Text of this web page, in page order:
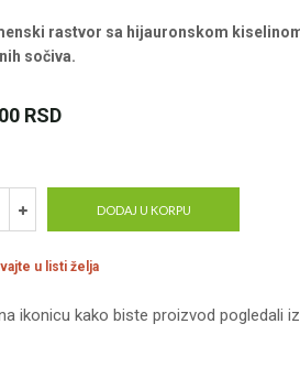
rastvor sa hijauronskom
sočiva.
RSD
DODAJ U KORPU
u listi želja
ikonicu kako biste proizvod pogledali